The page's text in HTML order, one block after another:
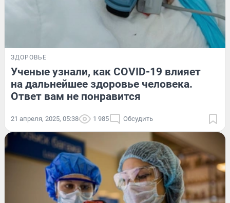
ЗДОРОВЬЕ
Ученые узнали, как COVID-19 влияет
на дальнейшее здоровье человека.
Ответ вам не понравится
21 апреля, 2025, 05:38 1 985 Обсудить